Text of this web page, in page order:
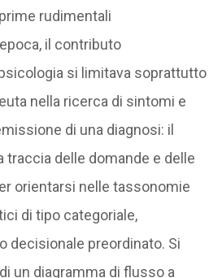
rudimentali
il contributo
si limitava soprattutto
nella ricerca di sintomi e
di una diagnosi: il
traccia delle domande e delle
orientarsi nelle tassonomie
di tipo categoriale,
decisionale preordinato. Si
un diagramma di flusso a